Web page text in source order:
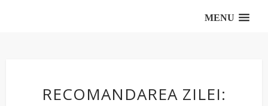
MENU
RECOMANDAREA ZILEI: